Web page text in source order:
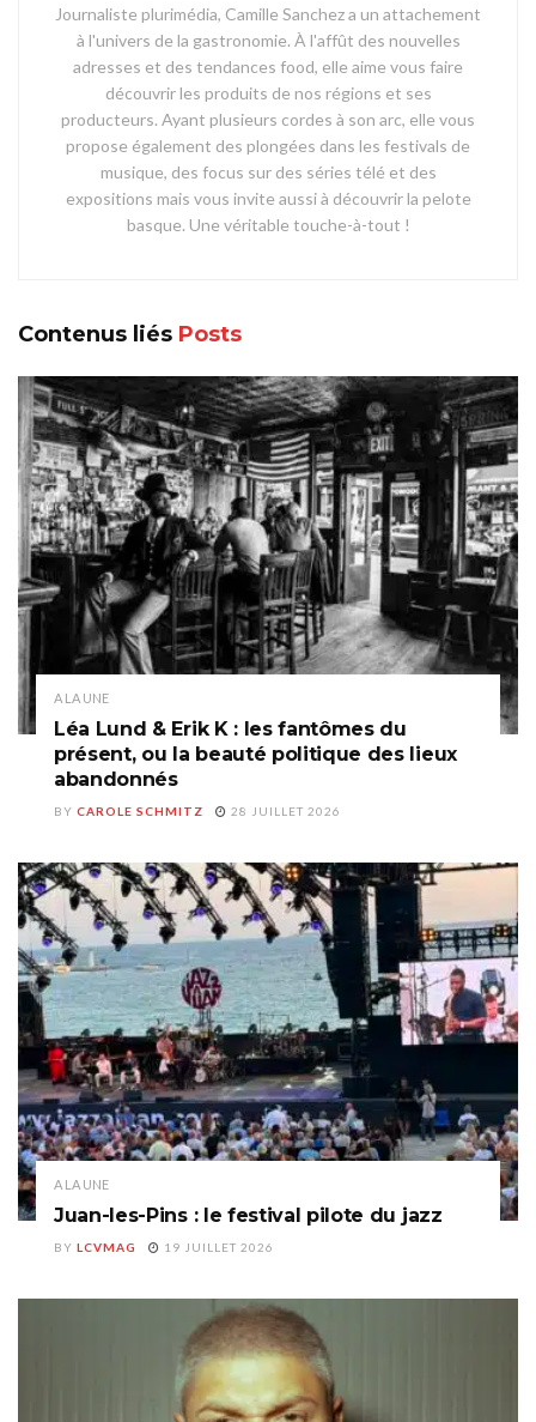
Journaliste plurimédia, Camille Sanchez a un attachement
à l'univers de la gastronomie. À l'affût des nouvelles
adresses et des tendances food, elle aime vous faire
découvrir les produits de nos régions et ses
producteurs. Ayant plusieurs cordes à son arc, elle vous
propose également des plongées dans les festivals de
musique, des focus sur des séries télé et des
expositions mais vous invite aussi à découvrir la pelote
basque. Une véritable touche-à-tout !
Contenus liés Posts
A LA UNE
Léa Lund & Erik K : les fantômes du
présent, ou la beauté politique des lieux
abandonnés
BY CAROLE SCHMITZ 28 JUILLET 2026
A LA UNE
Juan-les-Pins : le festival pilote du jazz
BY LCVMAG 19 JUILLET 2026